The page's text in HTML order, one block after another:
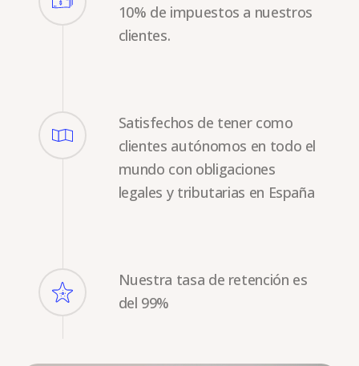
10% de impuestos a nuestros
clientes.
Satisfechos de tener como
clientes autónomos en todo el
mundo con obligaciones
legales y tributarias en España
Nuestra tasa de retención es
del 99%